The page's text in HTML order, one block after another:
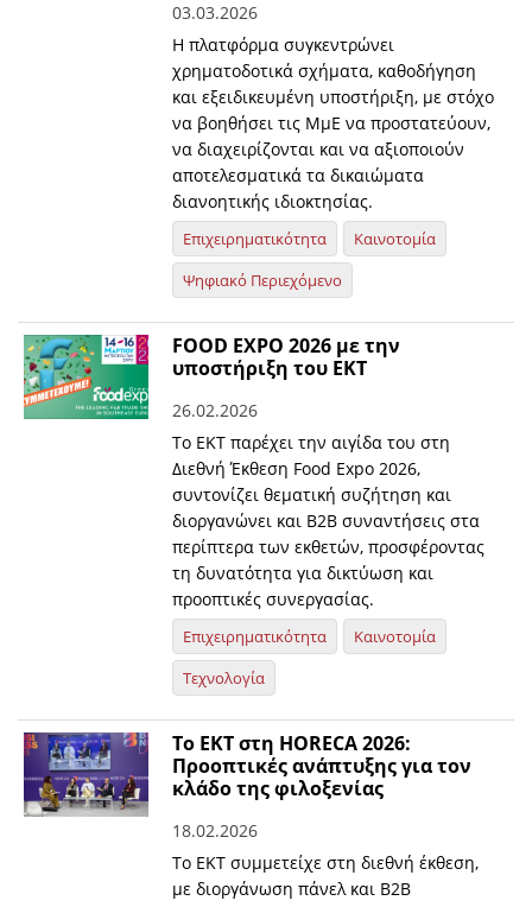
03.03.2026
Η πλατφόρμα συγκεντρώνει
χρηματοδοτικά σχήματα, καθοδήγηση
και εξειδικευμένη υποστήριξη, με στόχο
να βοηθήσει τις ΜμΕ να προστατεύουν,
να διαχειρίζονται και να αξιοποιούν
αποτελεσματικά τα δικαιώματα
διανοητικής ιδιοκτησίας.
Επιχειρηματικότητα
Καινοτομία
Ψηφιακό Περιεχόμενο
FOOD EXPO 2026 με την
υποστήριξη του ΕΚΤ
26.02.2026
Το ΕΚΤ παρέχει την αιγίδα του στη
Διεθνή Έκθεση Food Expo 2026,
συντονίζει θεματική συζήτηση και
διοργανώνει και Β2Β συναντήσεις στα
περίπτερα των εκθετών, προσφέροντας
τη δυνατότητα για δικτύωση και
προοπτικές συνεργασίας.
Επιχειρηματικότητα
Καινοτομία
Τεχνολογία
Το ΕΚΤ στη HORECA 2026:
Προοπτικές ανάπτυξης για τον
κλάδο της φιλοξενίας
18.02.2026
Το ΕΚΤ συμμετείχε στη διεθνή έκθεση,
με διοργάνωση πάνελ και Β2Β